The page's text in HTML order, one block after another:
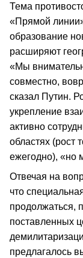
Тема
«Прямой
образование
расширяют
«Мы
совместно,
сказал Путин.
укрепление
активно
областях (рост
ежегодно), «но
Отвечая на
что
продолжаться,
поставленных
предлагалось